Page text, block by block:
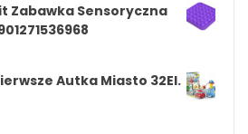
Zabawka Sensoryczna
Autka Miasto 32El.